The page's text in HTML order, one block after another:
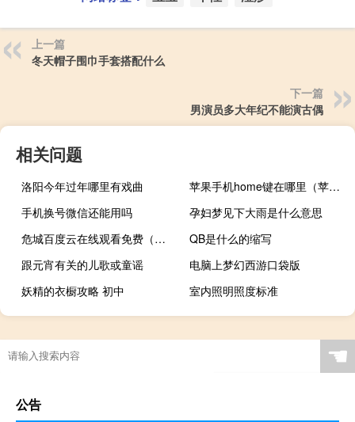
上一篇
冬天帽子围巾手套搭配什么
下一篇
男演员多大年纪不能演古偶
相关问题
洛阳今年过年哪里有戏曲
苹果手机home键在哪里（苹果home键在哪）
手机换号微信还能用吗
孕妇梦见下大雨是什么意思
危城百度云在线观看免费（危城百度云）
QB是什么的缩写
跟元宵有关的儿歌或童谣
电脑上梦幻西游口袋版
妖精的衣橱攻略 初中
室内照明照度标准
☚
公告